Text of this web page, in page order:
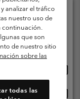
Usuarios
a 18:00
analizar el tráfico
nuestro uso de
continuación.
que son
de nuestro sitio
sobre las
todas las
envío
línea